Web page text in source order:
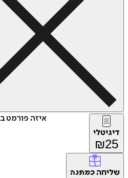
איזה פורמט בא לך?
₪
כמתנה